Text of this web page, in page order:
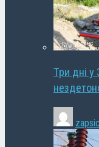
Три дні у